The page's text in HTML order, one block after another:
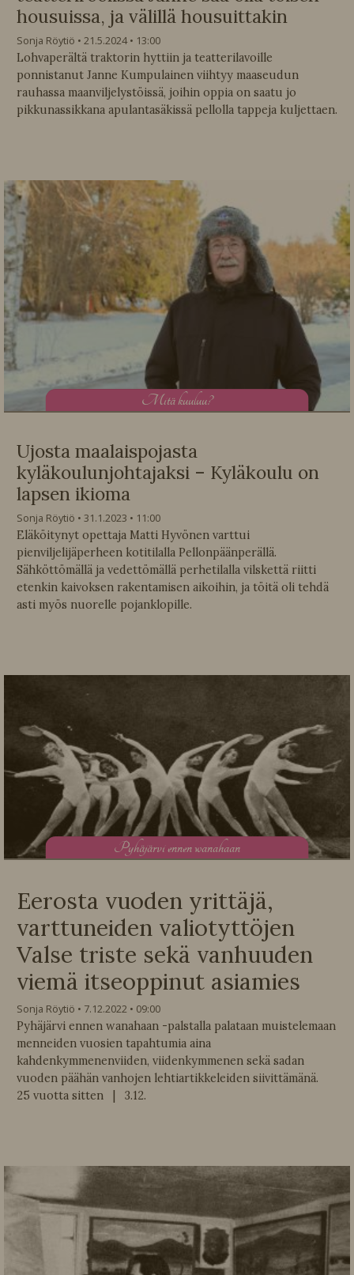
housuissa, ja välillä housuittakin
Sonja Röytiö 21.5.2024
13:00
Lohvaperältä traktorin hyttiin ja teatterilavoille
ponnistanut Janne Kumpulainen viihtyy maaseudun
rauhassa maanviljelystöissä, joihin oppia on saatu jo
pikkunassikkana apulantasäkissä pellolla tappeja kuljettaen.
Mitä kuuluu?
Ujosta maalaispojasta
kyläkoulunjohtajaksi – Kyläkoulu on
lapsen ikioma
Sonja Röytiö 31.1.2023
11:00
Eläköitynyt opettaja Matti Hyvönen varttui
pienviljelijäperheen kotitilalla Pellonpäänperällä.
Sähköttömällä ja vedettömällä perhetilalla vilskettä riitti
etenkin kaivoksen rakentamisen aikoihin, ja töitä oli tehdä
asti myös nuorelle pojanklopille.
Pyhäjärvi ennen wanahaan
Eerosta vuoden yrittäjä,
varttuneiden valiotyttöjen
Valse triste sekä vanhuuden
viemä itseoppinut asiamies
Sonja Röytiö 7.12.2022
09:00
Pyhäjärvi ennen wanahaan -palstalla palataan muistelemaan
menneiden vuosien tapahtumia aina
kahdenkymmenenviiden, viidenkymmenen sekä sadan
vuoden päähän vanhojen lehtiartikkeleiden siivittämänä.
25 vuotta sitten | 3.12.